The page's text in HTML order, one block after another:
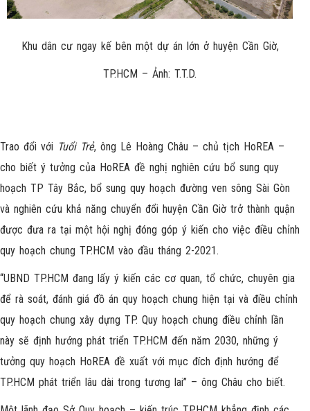
Khu dân cư ngay kế bên một dự án lớn ở huyện Cần Giờ,
TP.HCM – Ảnh: T.T.D.
Trao đổi với Tuổi Trẻ, ông Lê Hoàng Châu – chủ tịch HoREA –
cho biết ý tưởng của HoREA đề nghị nghiên cứu bổ sung quy
hoạch TP Tây Bắc, bổ sung quy hoạch đường ven sông Sài Gòn
và nghiên cứu khả năng chuyển đổi huyện Cần Giờ trở thành quận
được đưa ra tại một hội nghị đóng góp ý kiến cho việc điều chỉnh
quy hoạch chung TP.HCM vào đầu tháng 2-2021.
“UBND TP.HCM đang lấy ý kiến các cơ quan, tổ chức, chuyên gia
để rà soát, đánh giá đồ án quy hoạch chung hiện tại và điều chỉnh
quy hoạch chung xây dựng TP. Quy hoạch chung điều chỉnh lần
này sẽ định hướng phát triển TP.HCM đến năm 2030, những ý
tưởng quy hoạch HoREA đề xuất với mục đích định hướng để
TP.HCM phát triển lâu dài trong tương lai” – ông Châu cho biết.